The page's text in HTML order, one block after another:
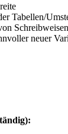
Tabellen/
Schreibweisen
neuer